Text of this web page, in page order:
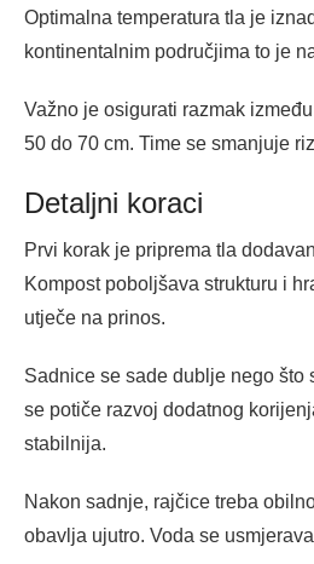
Optimalna temperatura tla je
kontinentalnim područjima to je
Važno je osigurati razmak
50 do 70 cm. Time se smanjuje
Detaljni koraci
Prvi korak je priprema tla
Kompost poboljšava strukturu i
utječe na prinos.
Sadnice se sade dublje nego što
se potiče razvoj dodatnog
stabilnija.
Nakon sadnje, rajčice treba
obavlja ujutro. Voda se